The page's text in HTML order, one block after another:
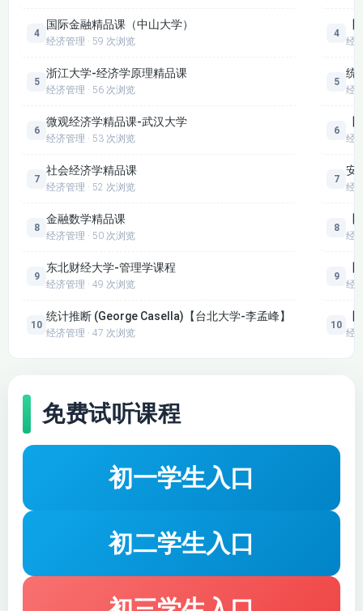
4
国际金融精品课（中山大学）
经济管理 · 59 次浏览
5
浙江大学-经济学原理精品课
经济管理 · 56 次浏览
6
微观经济学精品课-武汉大学
经济管理 · 53 次浏览
7
社会经济学精品课
经济管理 · 52 次浏览
8
金融数学精品课
经济管理 · 50 次浏览
9
东北财经大学-管理学课程
经济管理 · 49 次浏览
10
统计推断 (George Casella)【台北大学-李孟峰】
经济管理 · 47 次浏览
4
经
5
统
经
6
经
7
安
经
8
经
9
经
10
经
免费试听课程
初一学生入口
初二学生入口